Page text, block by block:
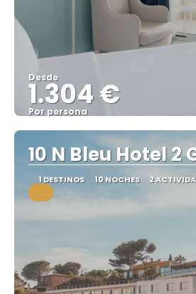
Desde
1.304 €
Por persona
Ver
10 N Bleu Hotel 2
1 DESTINOS 10 NOCHES 2
.